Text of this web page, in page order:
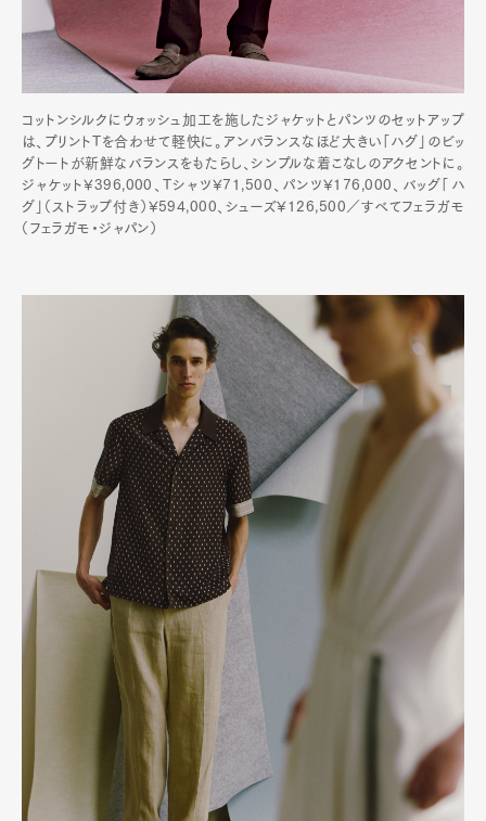
Art&DesignWatchFashion
Gourmet
Cars
ProductCultureLifestyle
Pen Membership
Magazine
Official Columnist
About
Contact
Pen Meet
Pen international Pen tw
コットンシルクにウォッシュ加工を施したジャケットとパンツのセットアップ
は、プリントTを合わせて軽快に。アンバランスなほど大きい「ハグ」のビッ
グトートが新鮮なバランスをもたらし、シンプルな着こなしのアクセントに。
ジャケット¥396,000、Tシャツ¥71,500、パンツ¥176,000、バッグ「ハ
グ」（ストラップ付き）¥594,000、シューズ¥126,500／すべてフェラガモ
（フェラガモ・ジャパン）